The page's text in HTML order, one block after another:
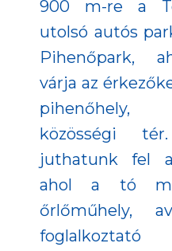
900 m-re a
utolsó autós
Pihenőpark,
várja az
pihenőhely,
közösségi
juthatunk fel a
ahol a tó
őrlőműhely,